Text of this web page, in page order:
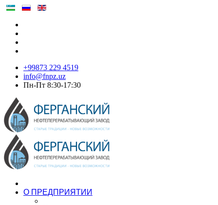
+99873 229 4519
info@fnpz.uz
Пн-Пт 8:30-17:30
О ПРЕДПРИЯТИИ